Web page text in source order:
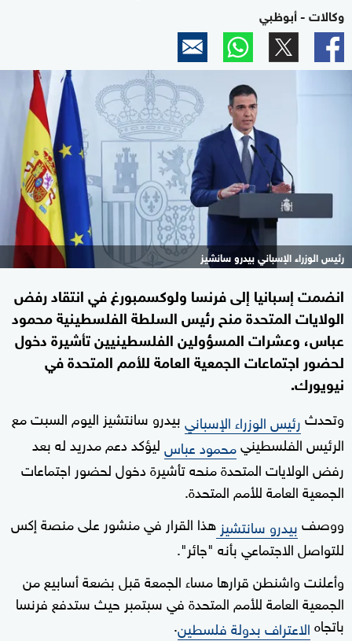
وكالات - أبوظبي
رئيس الوزراء الإسباني بيدرو سانشيز
انضمت إسبانيا إلى فرنسا ولوكسمبورغ في انتقاد رفض
الولايات المتحدة منح رئيس السلطة الفلسطينية محمود
عباس، وعشرات المسؤولين الفلسطينيين تأشيرة دخول
لحضور اجتماعات الجمعية العامة للأمم المتحدة في
نيويورك.
وتحدثرئيس الوزراء الإسبانيبيدرو سانتشيز اليوم السبت مع
الرئيس الفلسطينيمحمود عباسليؤكد دعم مدريد له بعد
رفض الولايات المتحدة منحه تأشيرة دخول لحضور اجتماعات
الجمعية العامة للأمم المتحدة.
ووصفبيدرو سانتشيز هذا القرار في منشور على منصة إكس
للتواصل الاجتماعي بأنه "جائر".
وأعلنت واشنطن قرارها مساء الجمعة قبل بضعة أسابيع من
الجمعية العامة للأمم المتحدة في سبتمبر حيث ستدفع فرنسا
باتجاهالاعتراف بدولة فلسطين.